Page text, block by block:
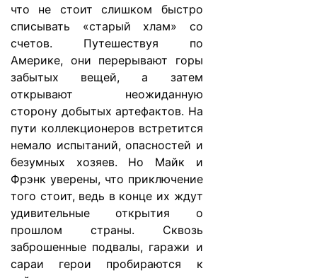
что не стоит слишком быстро
списывать «старый хлам» со
счетов. Путешествуя по
Америке, они перерывают горы
забытых вещей, а затем
открывают неожиданную
сторону добытых артефактов. На
пути коллекционеров встретится
немало испытаний, опасностей и
безумных хозяев. Но Майк и
Фрэнк уверены, что приключение
того стоит, ведь в конце их ждут
удивительные открытия о
прошлом страны. Сквозь
заброшенные подвалы, гаражи и
сараи герои пробираются к